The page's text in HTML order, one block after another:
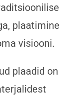
plaatimine
visiooni.
plaadid on